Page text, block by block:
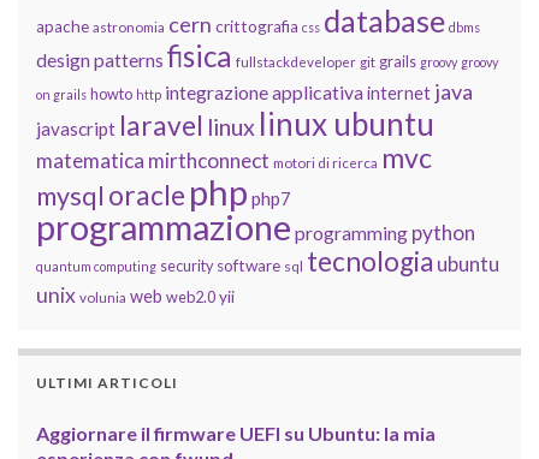
apache astronomia cern crittografia css database dbms
design patterns fisica fullstackdeveloper git grails groovy groovy
on grails howto http integrazione applicativainternet java
javascript laravel linux linux ubuntu
matematica mirthconnect motori di ricerca mvc
mysql oracle php php7
programmazione programming python
quantum computing security software sql tecnologia ubuntu
unix volunia web web2.0 yii
ULTIMI ARTICOLI
Aggiornare il firmware UEFI su Ubuntu: la mia